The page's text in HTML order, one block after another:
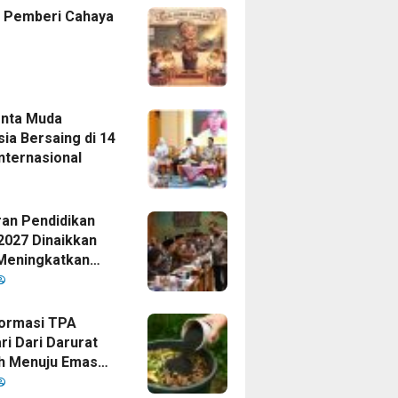
Pemberi Cahaya
Muda
Bersaing di 14
Pendidikan
Dinaikkan
Anak Bangsa,
TPA
Dari Darurat
Menuju Emas